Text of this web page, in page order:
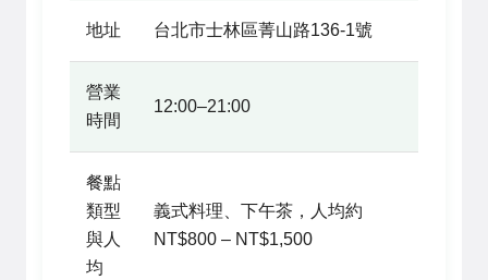
地址 台北市士林區菁山路136-1號
營業
時間
12:00–21:00
餐點
類型
與人
均
義式料理、下午茶，人均約
NT$800 – NT$1,500